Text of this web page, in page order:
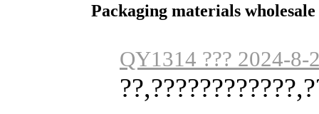
Packaging materials wholesale
QY1314 ??? 2024-8-